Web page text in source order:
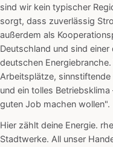
sind wir kein typischer
sorgt, dass zuverlässig
außerdem als
Deutschland und sind
deutschen
Arbeitsplätze,
und ein tolles
guten Job machen wollen".
Hier zählt deine Energie.
Stadtwerke. All unser